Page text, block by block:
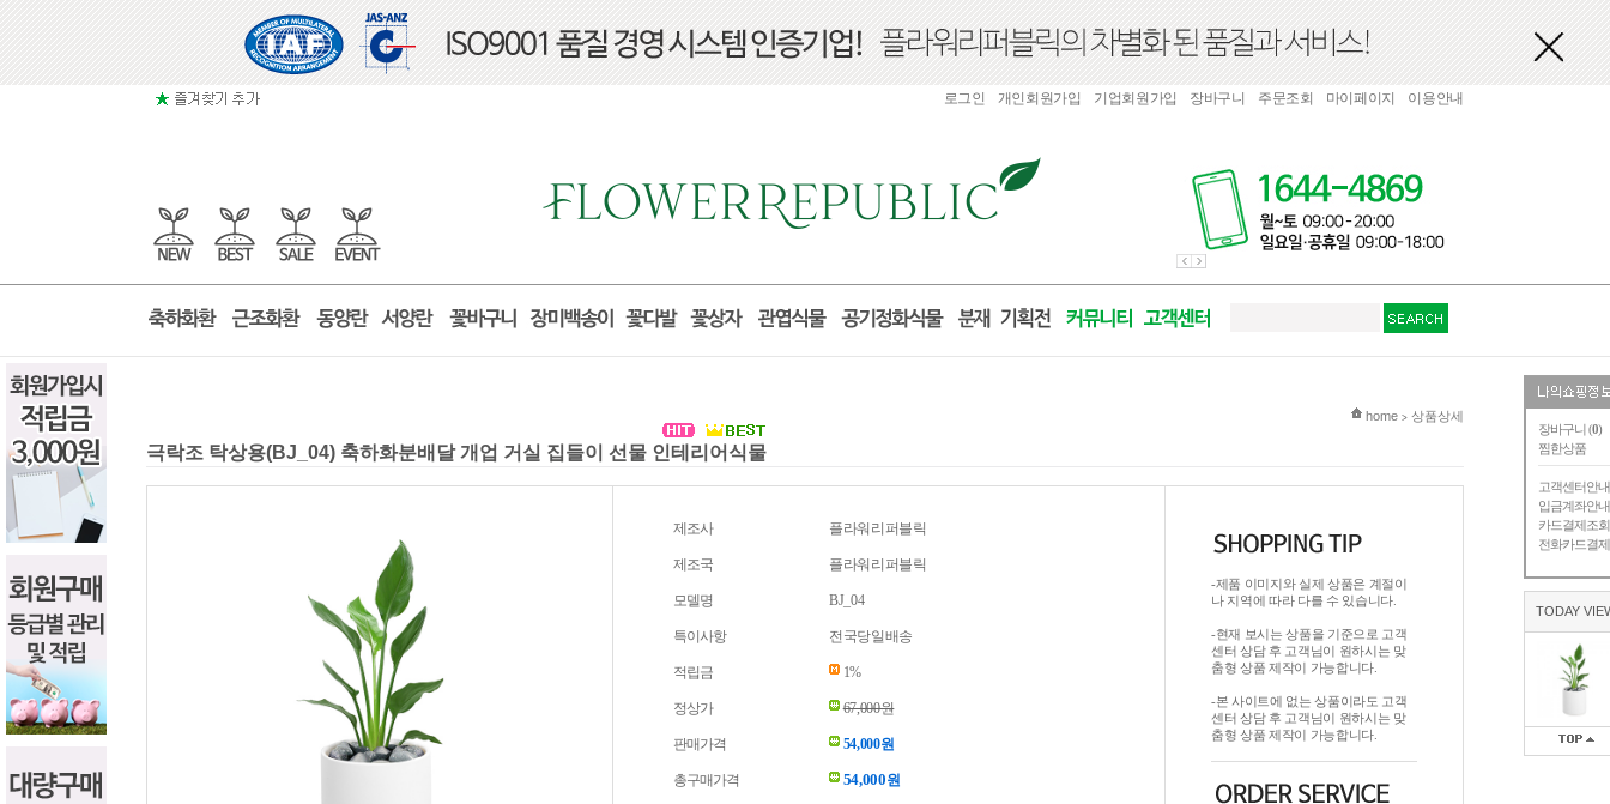
장바구니 (0)
찜한상품
고객센터안내
입금계좌안내
카드결제조회
전화카드결제
TODAY
로그인 개인회원가입 기업회원가입 장바구니 주문조회 마이페이지 이용안내
현재 위치
home > 상품상세
극락조 탁상용(BJ_04) 축하화분배달 개업 거실 집들이 선물 인테리어식물
제조사 플라워리퍼블릭
제조국 플라워리퍼블릭
모델명 BJ_04
특이사항 전국당일배송
적립금 1%
정상가 67,000원
판매가격 54,000원
총구매가격 54,000원
-제품 이미지와 실제 상품은 계절이
나 지역에 따라 다를 수 있습니다.
-현재 보시는 상품을 기준으로 고객
센터 상담 후 고객님이 원하시는 맞
춤형 상품 제작이 가능합니다.
-본 사이트에 없는 상품이라도 고객
센터 상담 후 고객님이 원하시는 맞
춤형 상품 제작이 가능합니다.